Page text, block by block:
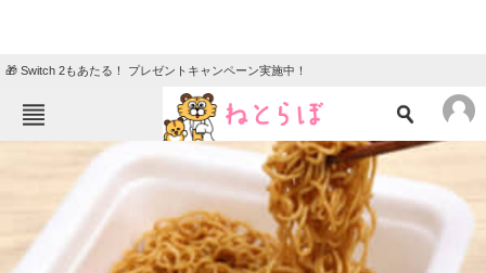
🎁 Switch 2もあたる！ プレゼントキャンペーン実施中！
ねとらぼメニュー
ニュース
エンタメ クイズ
グルメ 地域